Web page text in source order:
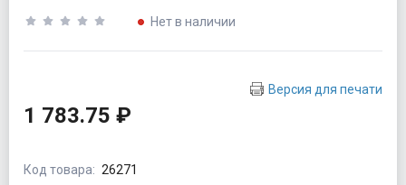
Нет в наличии
Версия для печати
1 783.75 ₽
Код товара: 26271